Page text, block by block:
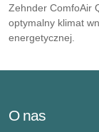
Zehnder ComfoAir
optymalny klimat
energetycznej.
O nas